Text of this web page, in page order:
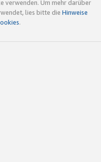
verwenden. Um mehr darüber
lies bitte die Hinweise
.